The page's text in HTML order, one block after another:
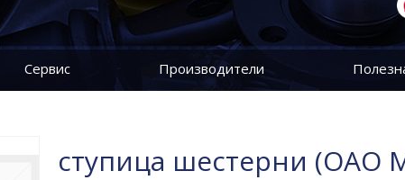
Сервис Производители
ступица шестерни (ОАО